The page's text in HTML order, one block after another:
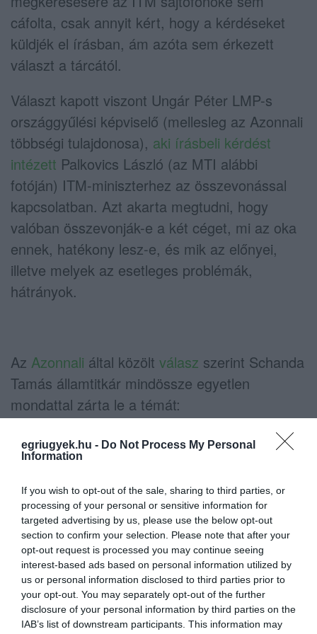
egriugyek.hu - Do Not Process My Personal
Information
If you wish to opt-out of the sale, sharing to third parties, or
processing of your personal or sensitive information for
targeted advertising by us, please use the below opt-out
section to confirm your selection. Please note that after your
opt-out request is processed you may continue seeing
interest-based ads based on personal information utilized by
us or personal information disclosed to third parties prior to
your opt-out. You may separately opt-out of the further
disclosure of your personal information by third parties on the
IAB’s list of downstream participants. This information may
cáfolta, csak annyit kért, hogy a kérdéseket
küldjék el írásban, ám azóta sem érkezett
választ a tárcától.
Választ kapott viszont Ungár Péter LMP-s
országgyűlési képviselő (mellesleg az Azonnali
többségi tulajdonosa), aki írásbeli kérdést
intézett Palkovics László (az MTI alábbi
fotóján) ITM-miniszterhez az összevonással
kapcsolatban. Azt akarta megtudni, hogy
valóban összevonják-e a két céget, mi az oka
ennek, hatékony lesz-e, és mik az előnyei,
illetve melyek az esetleges problémák,
hátrányok.
Az Azonnali által közölt válasz szerint Schanda
Tamás államtitkár mindössze egyetlen
mondattal zárta le a témát:
„Jelenleg nincs kormányzati döntés a
helyközi közlekedési közszolgáltató
társaságok összevonásáról.”
A válasz persze továbbra sem cáfolja azt,
hogy lettek volna ilyen tervek, és azt sem,
hogy azok ne lennének a jövőre nézve az
asztalon. Annyi mindenesetre látszik
mindebből, hogy Palkovics miniszter hatalmi
játéka –amelynek egy fontos tényezője lett